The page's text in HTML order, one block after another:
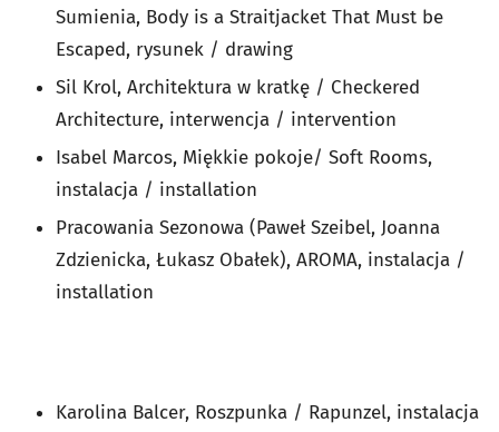
Sumienia, Body is a Straitjacket That Must be
Escaped, rysunek / drawing
Sil Krol, Architektura w kratkę / Checkered
Architecture, interwencja / intervention
Isabel Marcos, Miękkie pokoje/ Soft Rooms,
instalacja / installation
Pracowania Sezonowa (Paweł Szeibel, Joanna
Zdzienicka, Łukasz Obałek), AROMA, instalacja /
installation
Karolina Balcer, Roszpunka / Rapunzel, instalacja